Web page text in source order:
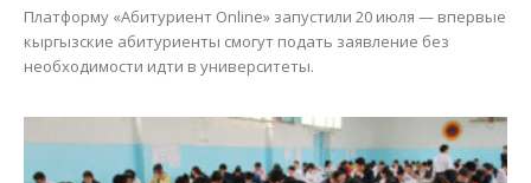
Платформу «Абитуриент Online» запустили 20 июля — впервые
кыргызские абитуриенты смогут подать заявление без
необходимости идти в университеты.